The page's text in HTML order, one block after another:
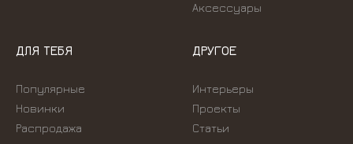
Аксессуары
ДЛЯ ТЕБЯ
Популярные
Новинки
Распродажа
ДРУГОЕ
Интерьеры
Проекты
Статьи